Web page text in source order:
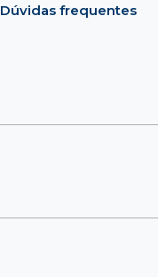
Dúvidas frequentes